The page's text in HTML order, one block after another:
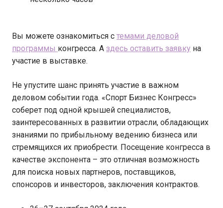
Вы можете ознакомиться с темами деловой
программы конгресса. А здесь оставить заявку на
участие в выставке.
Не упустите шанс принять участие в важном
деловом событии года. «Спорт Бизнес Конгресс»
соберет под одной крышей специалистов,
заинтересованных в развитии отрасли, обладающих
знаниями по прибыльному ведению бизнеса или
стремящихся их приобрести. Посещение конгресса в
качестве экспонента – это отличная возможность
для поиска новых партнеров, поставщиков,
спонсоров и инвесторов, заключения контрактов.